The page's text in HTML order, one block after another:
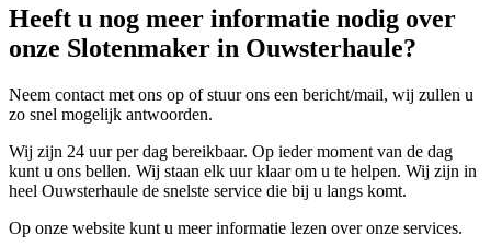
Heeft u nog meer informatie nodig over
onze Slotenmaker in Ouwsterhaule?
Neem contact met ons op of stuur ons een bericht/mail, wij zullen u
zo snel mogelijk antwoorden.
Wij zijn 24 uur per dag bereikbaar. Op ieder moment van de dag
kunt u ons bellen. Wij staan elk uur klaar om u te helpen. Wij zijn in
heel Ouwsterhaule de snelste service die bij u langs komt.
Op onze website kunt u meer informatie lezen over onze services.